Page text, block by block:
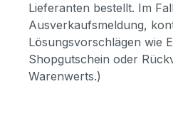
Lieferanten bestellt. Im
Ausverkaufsmeldung,
Lösungsvorschlägen wie
Shopgutschein oder
Warenwerts.)